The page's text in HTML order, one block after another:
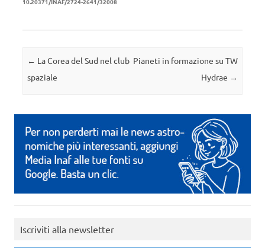
Navigazione articolo
← La Corea del Sud nel club
spaziale
Pianeti in formazione su TW
Hydrae →
Iscriviti alla newsletter